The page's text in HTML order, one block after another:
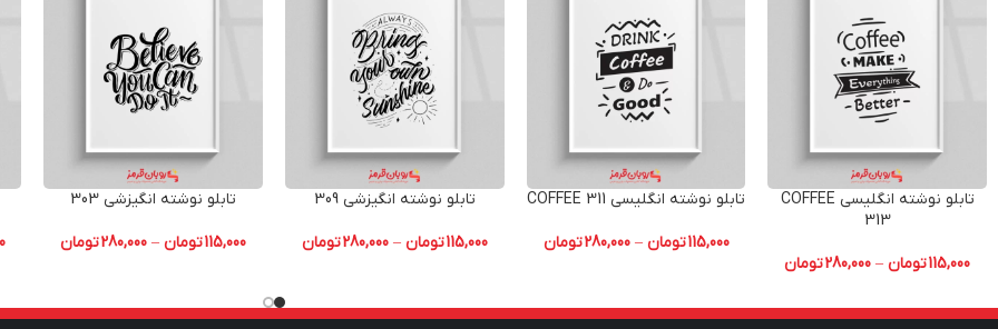
تابلو نوشته انگلیسی COFFEE
313
115,000تومان –
280,000تومان
تابلو نوشته انگلیسی COFFEE 311
115,000تومان –
280,000تومان
تابلو نوشته انگیزشی 309
115,000تومان –
280,000تومان
تابلو نوشته انگیزشی 303
115,000تومان –
280,000تومان